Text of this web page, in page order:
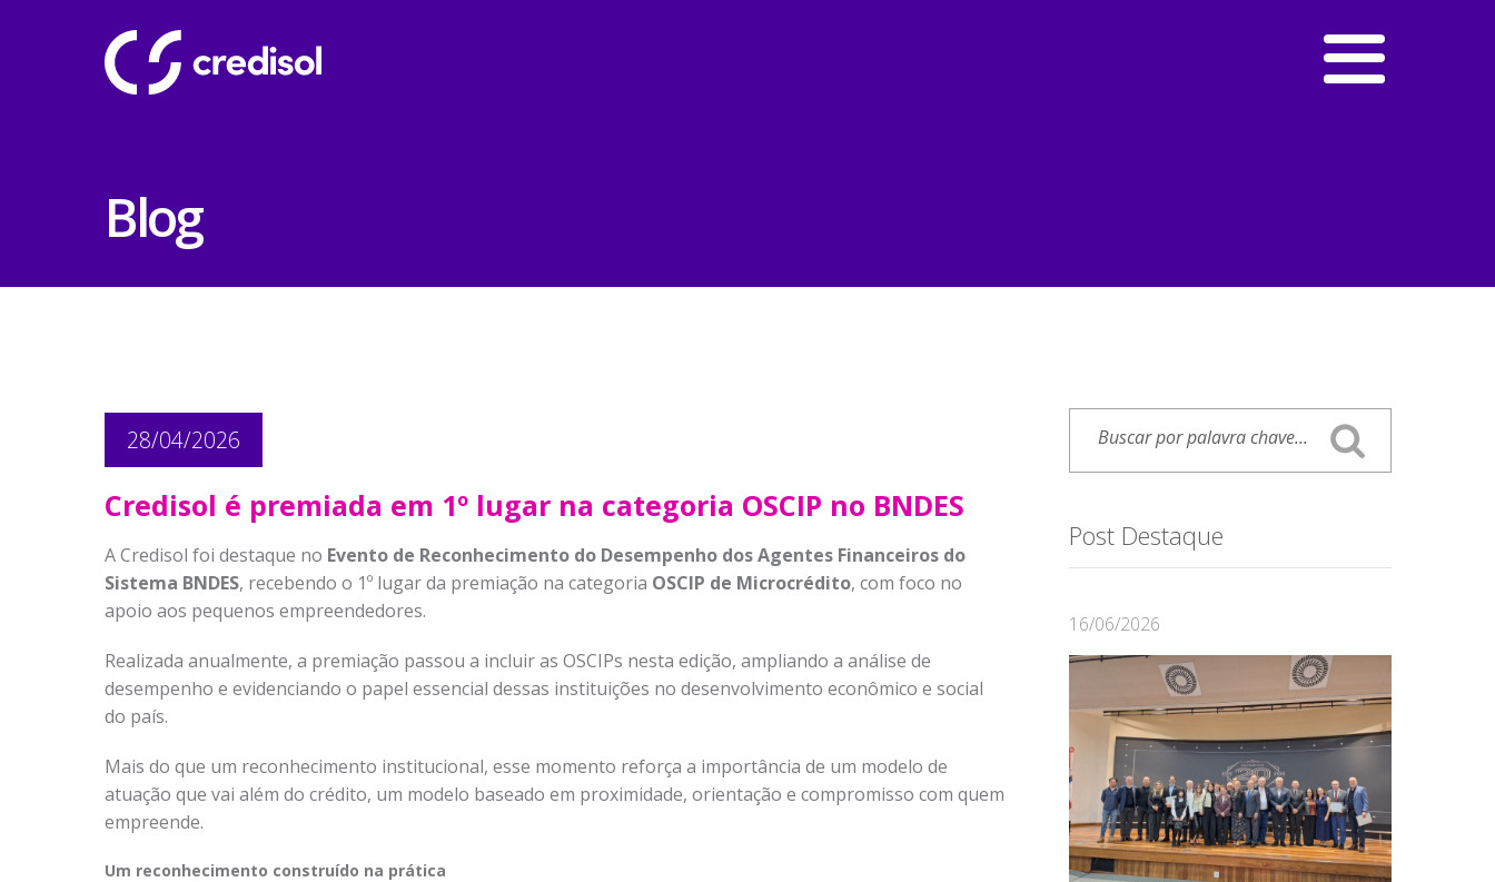
Blog
28/04/2026
Credisol é premiada em 1º lugar na categoria OSCIP no BNDES
A Credisol foi destaque no Evento de Reconhecimento do Desempenho dos Agentes Financeiros do
Sistema BNDES, recebendo o 1º lugar da premiação na categoria OSCIP de Microcrédito, com foco no
apoio aos pequenos empreendedores.
Realizada anualmente, a premiação passou a incluir as OSCIPs nesta edição, ampliando a análise de
desempenho e evidenciando o papel essencial dessas instituições no desenvolvimento econômico e social
do país.
Mais do que um reconhecimento institucional, esse momento reforça a importância de um modelo de
atuação que vai além do crédito, um modelo baseado em proximidade, orientação e compromisso com quem
empreende.
Um reconhecimento construído na prática
Post Destaque
16/06/2026